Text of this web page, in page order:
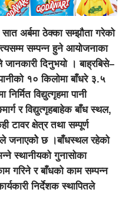
अर्बमा ठेक्का सम्झौता गरेको
सम्पन्न हुने आयोजनाका
जानकारी दिनुभयो । बाह्रबिसे–
१० किलोमा बाँधरे ३.५
विद्युत्गृहमा पानी
र विद्युत्गृहबाहेक बाँध स्थल,
टावर क्षेत्र तथा सम्पूर्ण
जनाएकोे छ ।बाँधस्थल रहेको
स्थानीयको गुनासोका
गरिने र बाँधको काम सम्पन्न
निर्देशक स्थापितले